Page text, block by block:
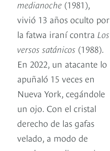
medianoche (1981),
vivió 13 años oculto por
la fatwa iraní contra Los
versos satánicos (1988).
En 2022, un atacante lo
apuñaló 15 veces en
Nueva York, cegándole
un ojo. Con el cristal
derecho de las gafas
velado, a modo de